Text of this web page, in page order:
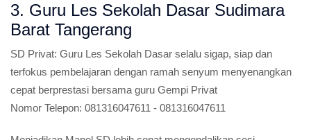
3. Guru Les Sekolah Dasar Sudimara
Barat Tangerang
SD Privat: Guru Les Sekolah Dasar selalu sigap, siap dan
terfokus pembelajaran dengan ramah senyum menyenangkan
cepat berprestasi bersama guru Gempi Privat
Nomor Telepon: 081316047611 - 081316047611